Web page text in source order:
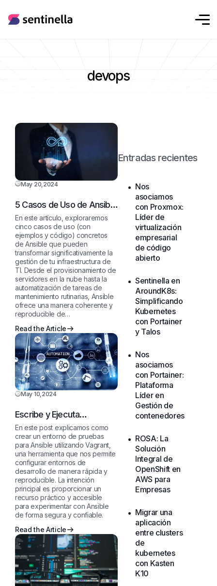
devops
May 20,2024
5 Casos de Uso de Ansible
que transformarán la
gestión de tu
infraestructura de TI
En este artículo, exploraremos
cinco casos de uso (con
ejemplos y código) concretos
de Ansible que pueden
transformar significativamente la
gestión de tu infraestructura de
TI. Desde el provisionamiento de
servidores en la nube hasta la
automatización de tareas de
mantenimiento rutinarias, Ansible
ofrece una manera coherente y
reproducible de…
Read the Article
May 10,2024
Escribe y Ejecuta
Playbooks de Ansible en
un entorno de pruebas con
Vagrant
En este post explicamos como
crear un entorno de pruebas
para Ansible utilizando Vagrant,
una herramienta que nos permite
configurar entornos de
desarrollo de manera rápida y
reproducible. La intención
principal es proporcionar un
recurso práctico y accesible
para experimentar con Ansible
de forma segura y confiable.
Read the Article
Entradas recientes
Nos
asociamos
con Proxmox:
Líder de
virtualización
empresarial
de código
abierto
Sentinella en
AroundK8s:
Simplificando
Kubernetes
con Portainer
y Talos
Nos
asociamos
con Portainer:
Plataforma
Líder en
Gestión de
contenedores
ROSA: La
Solución
Integral de
OpenShift en
AWS para
Empresas
Migrar una
aplicación
entre clusters
de
kubernetes
con Kasten
K10